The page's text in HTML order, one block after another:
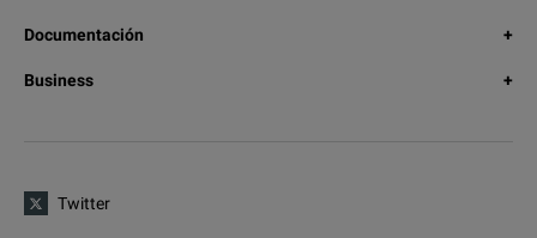
Documentación
Business
Twitter